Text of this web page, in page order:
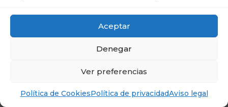
Aceptar
Denegar
Ver preferencias
Política de CookiesPolítica de privacidadAviso legal